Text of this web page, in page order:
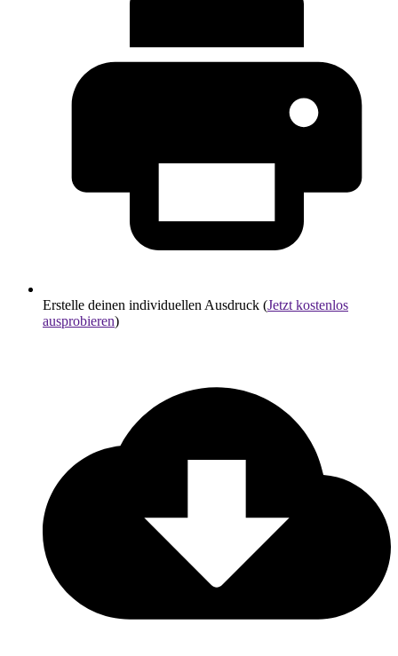
Erstelle deinen individuellen Ausdruck (Jetzt kostenlos
ausprobieren)